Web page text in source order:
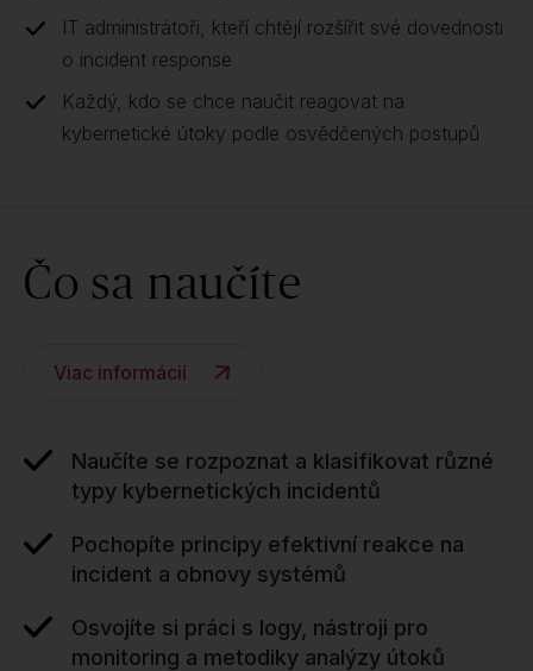
IT administrátoři, kteří chtějí rozšířit své dovednosti
o incident response
Každý, kdo se chce naučit reagovat na
kybernetické útoky podle osvědčených postupů
Čo sa naučíte
Viac informácií
Naučíte se rozpoznat a klasifikovat různé
typy kybernetických incidentů
Pochopíte principy efektivní reakce na
incident a obnovy systémů
Osvojíte si práci s logy, nástroji pro
monitoring a metodiky analýzy útoků